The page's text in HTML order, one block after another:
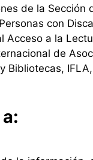
de la Sección
con
Acceso a la
de
Bibliotecas,